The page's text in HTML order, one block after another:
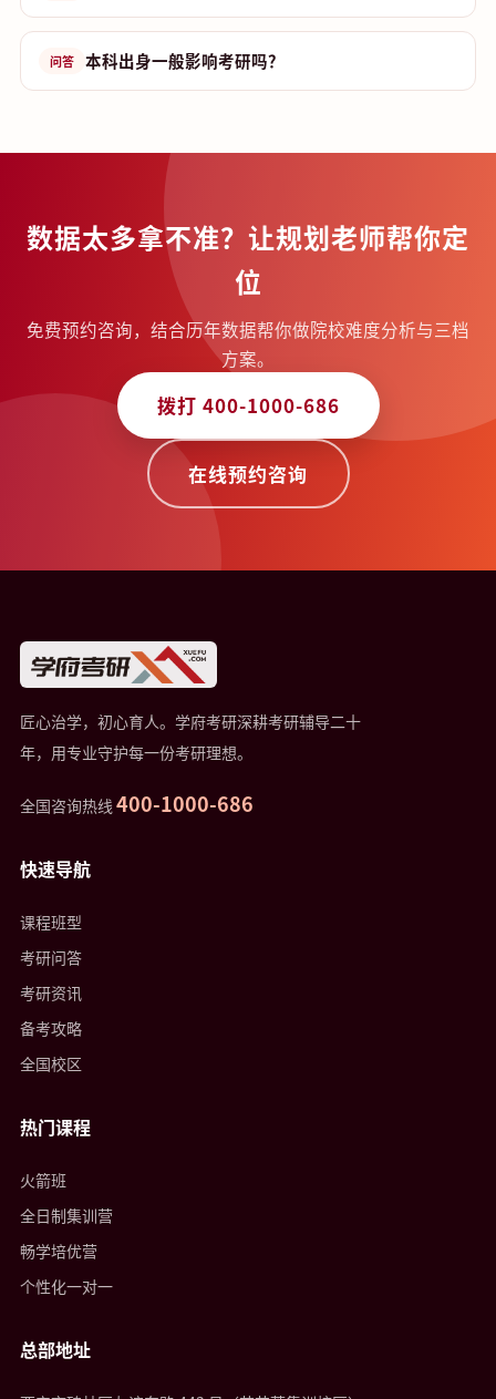
问答 本科出身一般影响考研吗？
数据太多拿不准？让规划老师帮你定
位
免费预约咨询，结合历年数据帮你做院校难度分析与三档
方案。
拨打 400-1000-686
在线预约咨询
匠心治学，初心育人。学府考研深耕考研辅导二十
年，用专业守护每一份考研理想。
全国咨询热线400-1000-686
快速导航
课程班型
考研问答
考研资讯
备考攻略
全国校区
热门课程
火箭班
全日制集训营
畅学培优营
个性化一对一
总部地址